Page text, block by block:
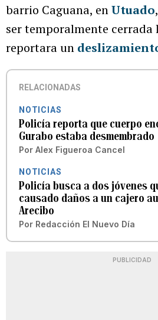
barrio Caguana, enUtuado
ser temporalmente cerrada
reportara un
RELACIONADAS
NOTICIAS
Policía reporta que cuerpo
Gurabo estaba desmembrado
Por Alex Figueroa Cancel
NOTICIAS
Policía busca a dos jóvenes
causado daños a un cajero
Arecibo
Por Redacción El Nuevo Día
PUBLICIDAD